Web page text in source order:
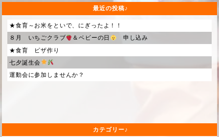
最近の投稿
★食育～お米をといで、にぎったよ！！
８月 いちごクラブ
＆ベビーの日
申し込み
★食育 ピザ作り
七夕誕生会
運動会に参加しませんか？
カテゴリー